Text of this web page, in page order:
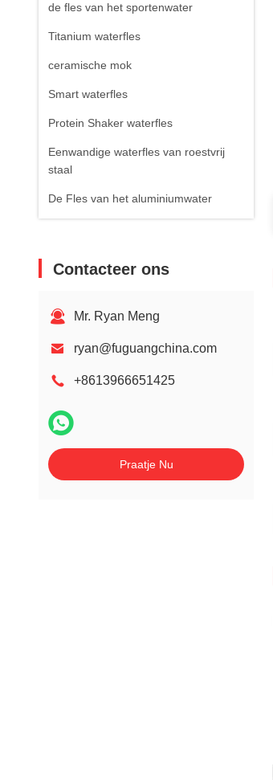
de fles van het sportenwater
Titanium waterfles
ceramische mok
Smart waterfles
Protein Shaker waterfles
Eenwandige waterfles van roestvrij
staal
De Fles van het aluminiumwater
Contacteer ons
Mr. Ryan Meng
ryan@fuguangchina.com
+8613966651425
Praatje Nu